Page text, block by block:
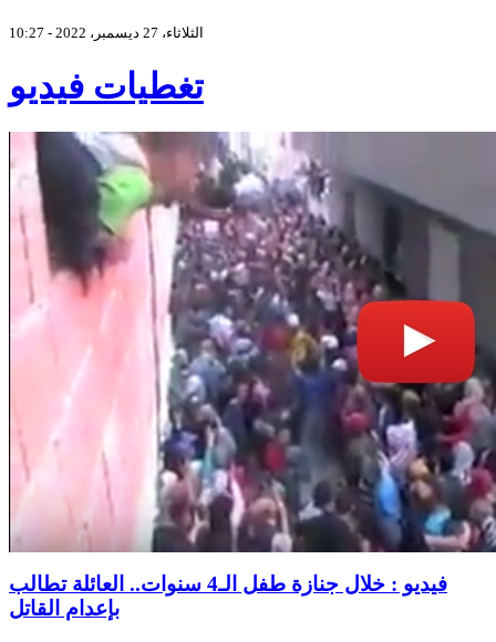
الثلاثاء، 27 ديسمبر، 2022 - 10:27
تغطيات فيديو
فيديو : خلال جنازة طفل الـ4 سنوات.. العائلة تطالب
بإعدام القاتل